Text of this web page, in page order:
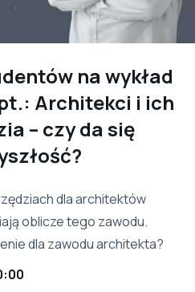
na wykład
Architekci i ich
– czy da się
dla architektów
oblicze tego zawodu.
dla zawodu architekta?